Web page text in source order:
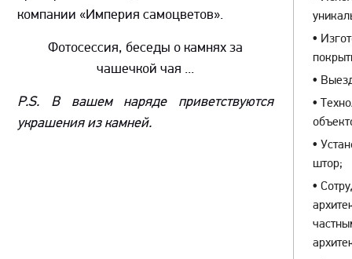
компании «Империя самоцветов».
Фотосессия, беседы о камнях за
чашечкой чая ...
P.S. В вашем наряде приветствуются
украшения из камней.
•
•
•
•
штор;
•